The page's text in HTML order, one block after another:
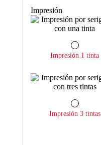
Impresión
Impresión 1 tinta
Impresión 3 tintas